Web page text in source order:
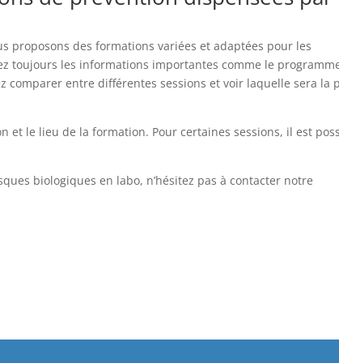
proposons des formations variées et adaptées pour les
toujours les informations importantes comme le
comparer entre différentes sessions et voir laquelle sera la
et le lieu de la formation. Pour certaines sessions, il est
biologiques en labo, n’hésitez pas à contacter notre